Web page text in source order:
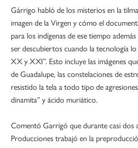
Gárrigo habló de los misterios en la
imagen de la Virgen y cómo el
para los indígenas de ese tiempo
ser descubiertos cuando la tecnología
XX y XXI”. Esto incluye las imágenes
de Guadalupe, las constelaciones de
resistido la tela a todo tipo de
dinamita” y ácido muriático.
Comentó Garrigó que durante casi dos
Producciones trabajó en la